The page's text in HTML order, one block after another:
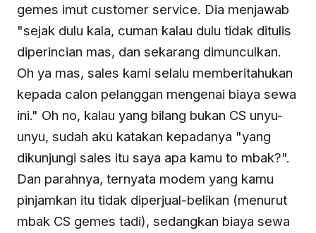
gemes imut customer service. Dia menjawab
"sejak dulu kala, cuman kalau dulu tidak ditulis
diperincian mas, dan sekarang dimunculkan.
Oh ya mas, sales kami selalu memberitahukan
kepada calon pelanggan mengenai biaya sewa
ini." Oh no, kalau yang bilang bukan CS unyu-
unyu, sudah aku katakan kepadanya "yang
dikunjungi sales itu saya apa kamu to mbak?".
Dan parahnya, ternyata modem yang kamu
pinjamkan itu tidak diperjual-belikan (menurut
mbak CS gemes tadi), sedangkan biaya sewa